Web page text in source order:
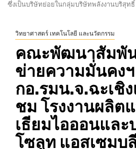
ซึ่งเป็นบริษัทย่อยในกลุ่มบริษัทพลังงานบริสุทธิ์
วิทยาศาสตร์ เทคโนโลยี และนวัตกรรม
คณะพัฒนาสัมพัน
ข่ายความมั่นคงฯ
กอ.รมน.จ.ฉะเชิง
ชม โรงงานผลิต
เธียมไอออนแล
โซลูท แอสเซมบ